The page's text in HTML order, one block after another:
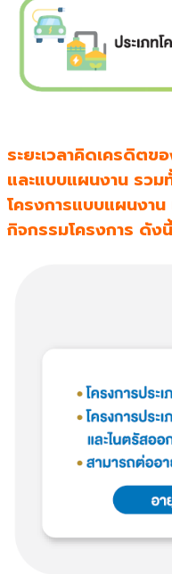
ระยะเวลาคิดเครดิตข
และแบบแผนงาน รวม
โครงการแบบแผนงาน
กิจกรรมโครงการ ดังนี้